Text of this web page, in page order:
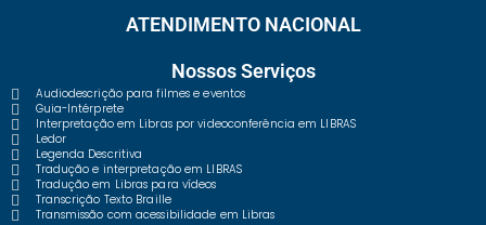
ATENDIMENTO NACIONAL
Nossos Serviços
Audiodescrição para filmes e eventos
Guia-Intérprete
Interpretação em Libras por videoconferência em LIBRAS
Ledor
Legenda Descritiva
Tradução e interpretação em LIBRAS
Tradução em Libras para vídeos
Transcrição Texto Braille
Transmissão com acessibilidade em Libras